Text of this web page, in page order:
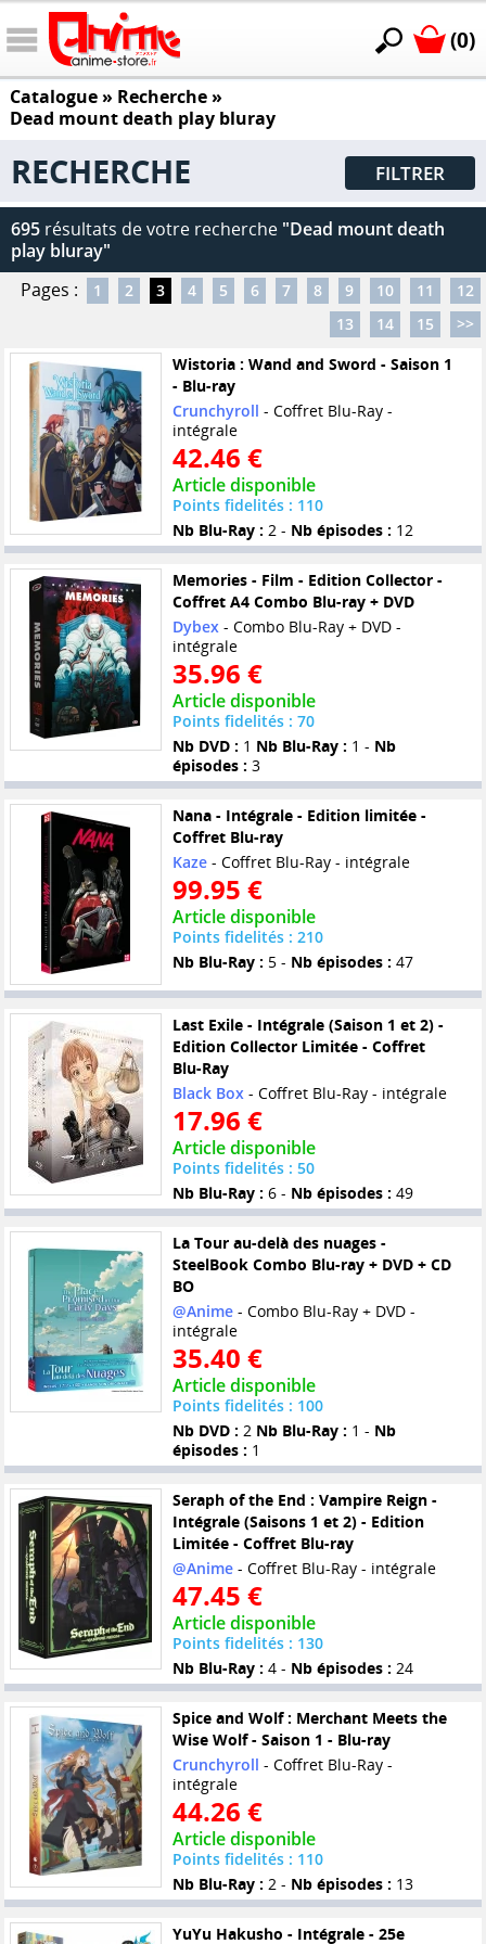
(0)
Catalogue» Recherche »
Dead mount death play bluray
RECHERCHE FILTRER
695 résultats de votre recherche "Dead mount death
play bluray"
Pages :
1 2 3 4 5 6 7 8 9 10 11
12
13
14 15
>>
Wistoria : Wand and Sword - Saison 1
- Blu-ray
Crunchyroll - Coffret Blu-Ray -
intégrale
42.46 €
Article disponible
Points fidelités : 110
Nb Blu-Ray : 2 - Nb épisodes : 12
Memories - Film - Edition Collector -
Coffret A4 Combo Blu-ray + DVD
Dybex- Combo Blu-Ray + DVD -
intégrale
35.96 €
Article disponible
Points fidelités : 70
Nb DVD : 1 Nb Blu-Ray : 1 - Nb
épisodes : 3
Nana - Intégrale - Edition limitée -
Coffret Blu-ray
Kaze- Coffret Blu-Ray - intégrale
99.95 €
Article disponible
Points fidelités : 210
Nb Blu-Ray : 5 - Nb épisodes : 47
Last Exile - Intégrale (Saison 1 et 2) -
Edition Collector Limitée - Coffret
Blu-Ray
Black Box- Coffret Blu-Ray - intégrale
17.96 €
Article disponible
Points fidelités : 50
Nb Blu-Ray : 6 - Nb épisodes : 49
La Tour au-delà des nuages -
SteelBook Combo Blu-ray + DVD + CD
BO
@Anime- Combo Blu-Ray + DVD -
intégrale
35.40 €
Article disponible
Points fidelités : 100
Nb DVD : 2 Nb Blu-Ray : 1 - Nb
épisodes : 1
Seraph of the End : Vampire Reign -
Intégrale (Saisons 1 et 2) - Edition
Limitée - Coffret Blu-ray
@Anime- Coffret Blu-Ray - intégrale
47.45 €
Article disponible
Points fidelités : 130
Nb Blu-Ray : 4 - Nb épisodes : 24
Spice and Wolf : Merchant Meets the
Wise Wolf - Saison 1 - Blu-ray
Crunchyroll - Coffret Blu-Ray -
intégrale
44.26 €
Article disponible
Points fidelités : 110
Nb Blu-Ray : 2 - Nb épisodes : 13
YuYu Hakusho - Intégrale - 25e